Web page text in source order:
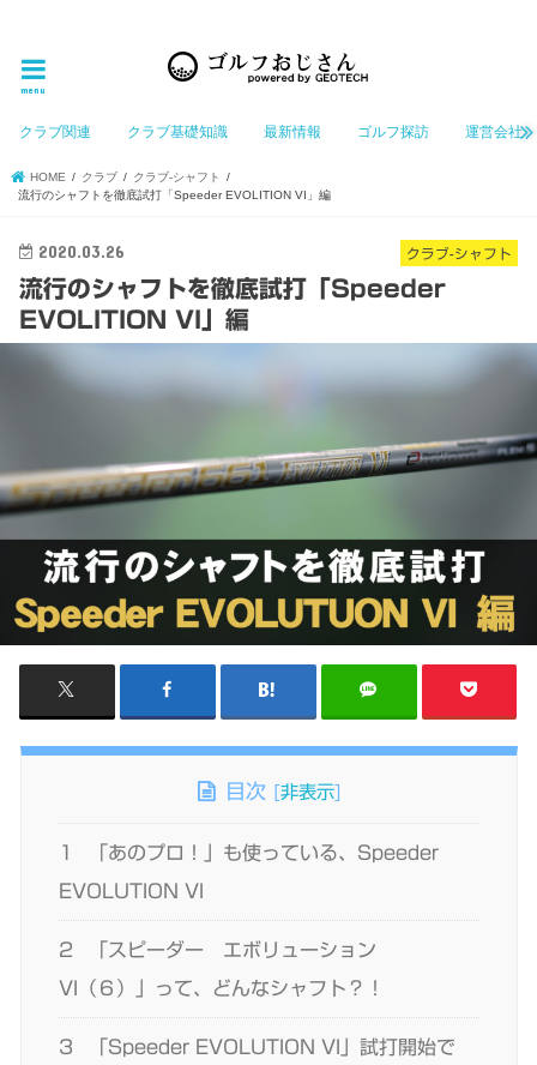
menu
クラブ関連 クラブ基礎知識 最新情報 ゴルフ探訪 運営会社
HOME クラブ
クラブ-シャフト
流行のシャフトを徹底試打「Speeder EVOLITION VI」編
クラブ-シャフト
2020.03.26
流行のシャフトを徹底試打「Speeder
EVOLITION VI」編
目次 [非表示
1
「あのプロ！」も使っている、Speeder
EVOLUTION VI
2
「スピーダー エボリューション
VI（６）」って、どんなシャフト？！
3
「Speeder EVOLUTION VI」試打開始で